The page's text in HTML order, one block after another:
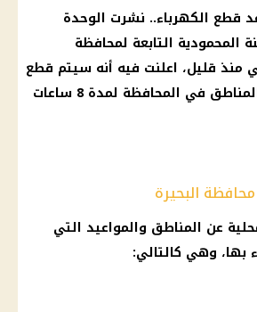
قطع الكهرباء.. نشرت الوحدة
المحمودية التابعة لمحافظة
منذ قليل، اعلنت فيه أنه سيتم قطع
الكهرباء بعدد من المناطق في المحافظة لمدة 8 ساعات
البحيرة
عن المناطق والمواعيد التي
بها، وهي كالتالي: